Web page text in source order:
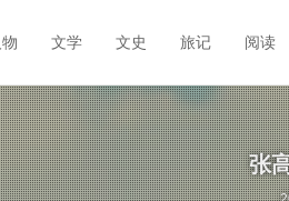
物 文学 文史 旅记 阅读
张